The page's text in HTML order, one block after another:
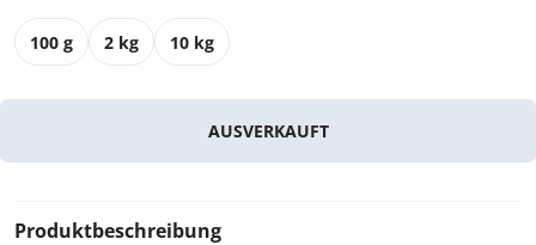
100 g 2 kg 10 kg
AUSVERKAUFT
Produktbeschreibung